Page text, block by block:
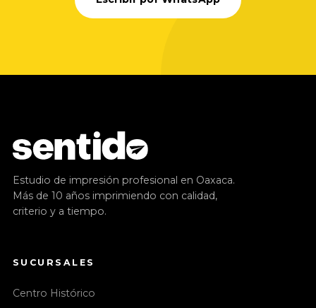
Estudio de impresión profesional en Oaxaca.
Más de 10 años imprimiendo con calidad,
criterio y a tiempo.
SUCURSALES
Centro Histórico